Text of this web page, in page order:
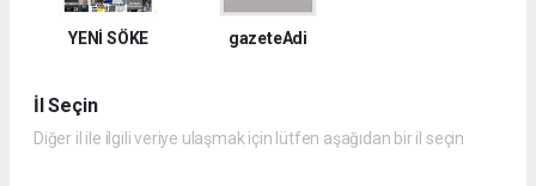
YENİ SÖKE gazeteAdi
İl Seçin
Diğer il ile ilgili veriye ulaşmak için lütfen aşağıdan bir il seçin